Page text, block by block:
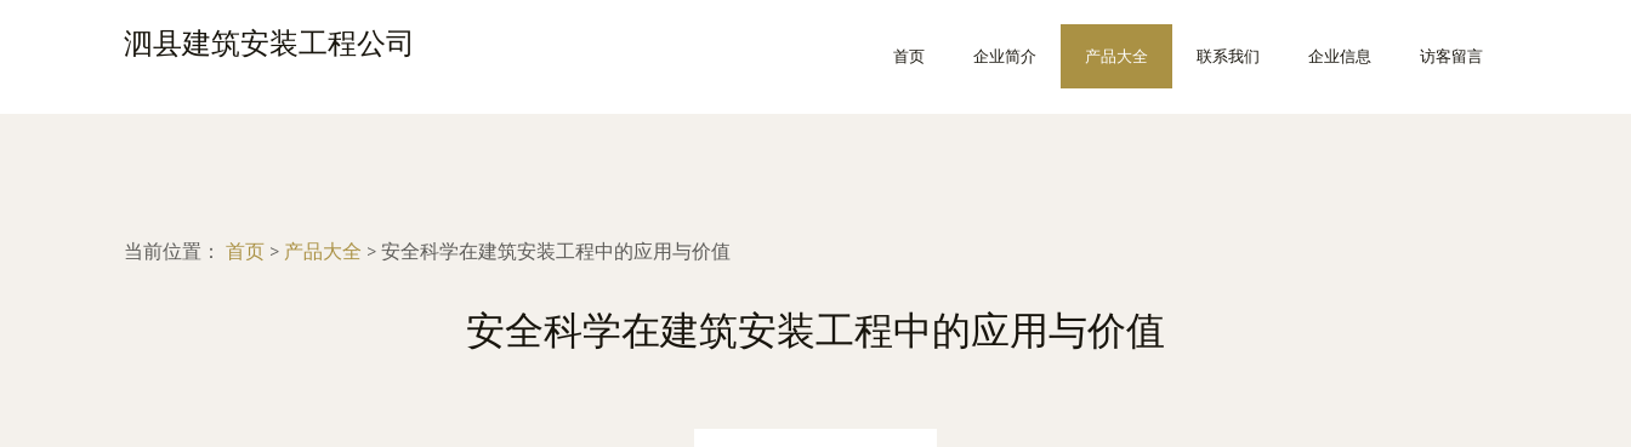
泗县建筑安装工程公司 首页 企业简介 产品大全 联系我们 企业信息 访客留言
当前位置： 首页 > 产品大全 > 安全科学在建筑安装工程中的应用与价值
安全科学在建筑安装工程中的应用与价值